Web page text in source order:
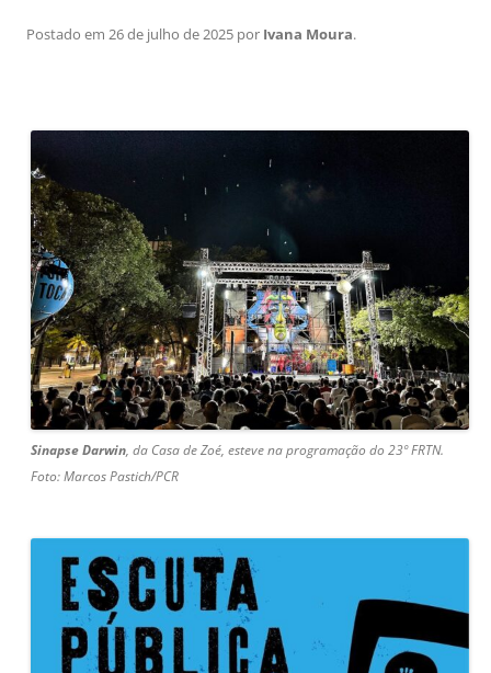
Postado em 26 de julho de 2025 por Ivana Moura.
Sinapse Darwin, da Casa de Zoé, esteve na programação do 23º FRTN.
Foto: Marcos Pastich/PCR